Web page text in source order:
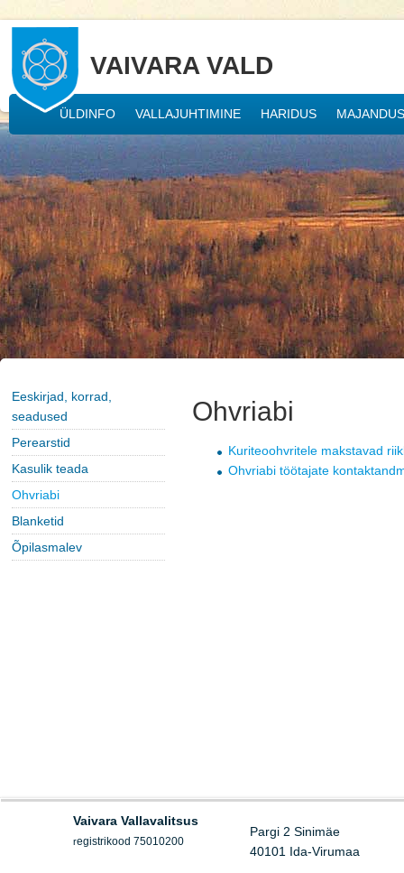
VAIVARA VALD
ÜLDINFO VALLAJUHTIMINE HARIDUS MAJANDUS
Eeskirjad, korrad,
seadused
Perearstid
Kasulik teada
Ohvriabi
Blanketid
Õpilasmalev
Ohvriabi
Kuriteoohvritele makstavad
Ohvriabi töötajate
Vaivara Vallavalitsus
registrikood 75010200
Pargi 2 Sinimäe
40101 Ida-Virumaa